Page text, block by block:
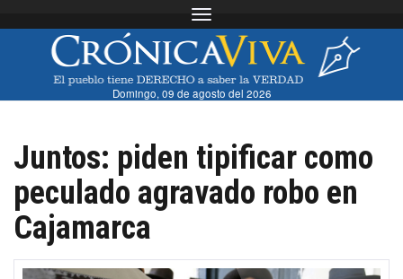
Toggle navigation
Domingo, 09 de agosto del 2026
Juntos: piden tipificar como
peculado agravado robo en
Cajamarca